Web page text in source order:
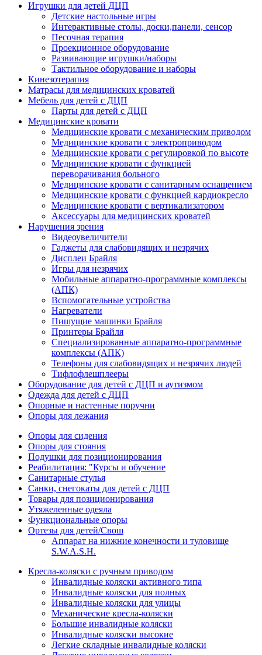
Игрушки для детей ДЦП
Детские настольные игры
Интерактивные столы, доски,панели, сенсор
Песочная терапия
Проекционное оборудование
Развивающие игрушки/наборы
Тактильное оборудование и наборы
Кинезотерапия
Матрасы для медицинских кроватей
Мебель для детей с ДЦП
Парты для детей с ДЦП
Медицинские кровати
Медицинские кровати с механическим приводом
Медицинские кровати с электроприводом
Медицинские кровати с регулировкой по высоте
Медицинские кровати с функцией
переворачивания больного
Медицинские кровати с санитарным оснащением
Медицинские кровати с функцией кардиокресло
Медицинские кровати с вертикализатором
Аксессуары для медицинских кроватей
Нарушения зрения
Видеоувеличители
Гаджеты для слабовидящих и незрячих
Дисплеи Брайля
Игры для незрячих
Мобильные аппаратно-программные комплексы
(АПК)
Вспомогательные устройства
Нагреватели
Пишущие машинки Брайля
Принтеры Брайля
Специализированные аппаратно-программные
комплексы (АПК)
Телефоны для слабовидящих и незрячих людей
Тифлофлешплееры
Оборудование для детей с ДЦП и аутизмом
Одежда для детей с ДЦП
Опорные и настенные поручни
Опоры для лежания
Опоры для сидения
Опоры для стояния
Подушки для позиционирования
Реабилитация: "Курсы и обучение
Санитарные стулья
Санки, снегокаты для детей с ДЦП
Товары для позиционирования
Утяжеленные одеяла
Функциональные опоры
Ортезы для детей/Свош
Аппарат на нижние конечности и туловище
S.W.A.S.H.
Кресла-коляски с ручным приводом
Инвалидные коляски активного типа
Инвалидные коляски для полных
Инвалидные коляски для улицы
Механические кресла-коляски
Большие инвалидные коляски
Инвалидные коляски высокие
Легкие складные инвалидные коляски